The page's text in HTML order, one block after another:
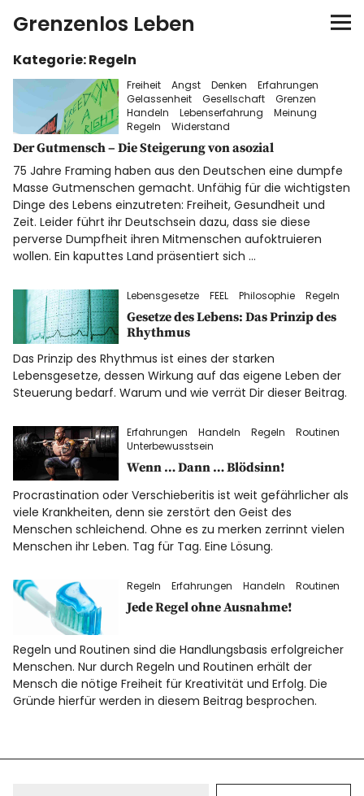
Grenzenlos Leben
Startseite
FEEL-Konzept
FEELution
Auswandern
Shop
Newsletter
Datenschutz
Impressum
Info
Kategorie:Regeln
Freiheit Angst Denken
Erfahrungen
Gelassenheit
Gesellschaft
Grenzen
Handeln
Lebenserfahrung
Meinung
Regeln
Widerstand
Der Gutmensch – Die Steigerung von asozial
75 Jahre Framing haben aus den Deutschen eine dumpfe
Masse Gutmenschen gemacht. Unfähig für die wichtigsten
Dinge des Lebens einzutreten: Freiheit, Gesundheit und
Zeit. Leider führt ihr Deutschsein dazu, dass sie diese
perverse Dumpfheit ihren Mitmenschen aufoktruieren
wollen. Ein kaputtes Land präsentiert sich …
Lebensgesetze FEEL Philosophie Regeln
Gesetze des Lebens: Das Prinzip des
Rhythmus
Das Prinzip des Rhythmus ist eines der starken
Lebensgesetze, dessen Wirkung auf das eigene Leben der
Steuerung bedarf. Warum und wie verrät Dir dieser Beitrag.
Erfahrungen Handeln Regeln
Routinen
Unterbewusstsein
Wenn … Dann … Blödsinn!
Procrastination oder Verschieberitis ist weit gefährlicher als
viele Krankheiten, denn sie zerstört den Geist des
Menschen schleichend. Ohne es zu merken zerrinnt vielen
Menschen ihr Leben. Tag für Tag. Eine Lösung.
Regeln Erfahrungen Handeln Routinen
Jede Regel ohne Ausnahme!
Regeln und Routinen sind die Handlungsbasis erfolgreicher
Menschen. Nur durch Regeln und Routinen erhält der
Mensch die nötige Freiheit für Kreativität und Erfolg. Die
Gründe hierfür werden in diesem Beitrag besprochen.